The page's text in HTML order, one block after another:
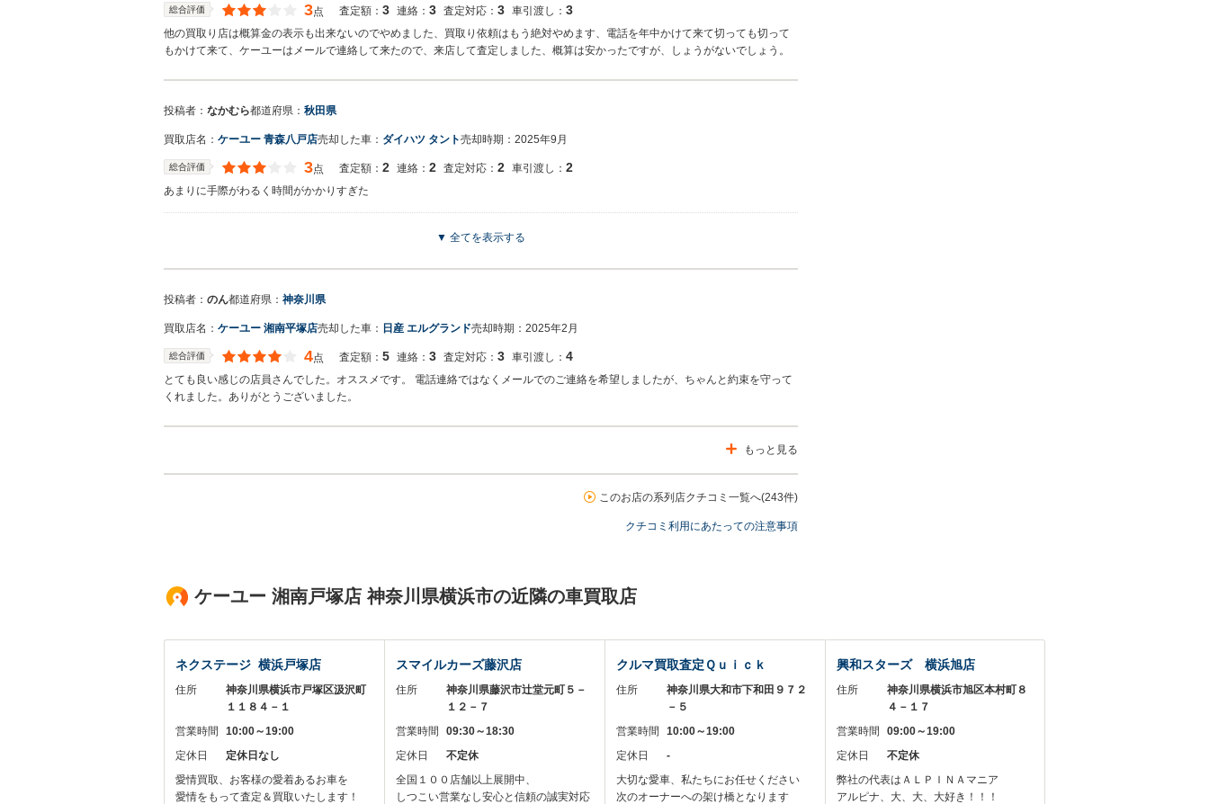
総合評価 3点 査定額： 3 連絡： 3 査定対応： 3 車引渡し： 3
他の買取り店は概算金の表示も出来ないのでやめました、買取り依頼はもう絶対やめます、電話を年中かけて来て切っても切って
もかけて来て、ケーユーはメールで連絡して来たので、来店して査定しました、概算は安かったですが、しょうがないでしょう。
投稿者： なかむら都道府県： 秋田県
買取店名： ケーユー 青森八戸店売却した車： ダイハツ タント売却時期： 2025年9月
総合評価 3点 査定額： 2 連絡： 2 査定対応： 2 車引渡し： 2
あまりに手際がわるく時間がかかりすぎた
のでご相談下さい。 よろしくお願いいたします。
▼ 全てを表示する
投稿者： のん都道府県： 神奈川県
買取店名： ケーユー 湘南平塚店売却した車： 日産 エルグランド売却時期： 2025年2月
総合評価 4点 査定額： 5 連絡： 3 査定対応： 3 車引渡し： 4
とても良い感じの店員さんでした。オススメです。 電話連絡ではなくメールでのご連絡を希望しましたが、ちゃんと約束を守って
くれました。ありがとうございました。
もっと見る
このお店の系列店クチコミ一覧へ(243件)
クチコミ利用にあたっての注意事項
ケーユー 湘南戸塚店 神奈川県横浜市の近隣の車買取店
ネクステージ 横浜戸塚店
住所
神奈川県横浜市戸塚区汲沢町
１１８４－１
営業時間
10:00～19:00
定休日
定休日なし
愛情買取、お客様の愛着あるお車を
愛情をもって査定＆買取いたします！
スマイルカーズ藤沢店
住所
神奈川県藤沢市辻堂元町５－
１２－７
営業時間
09:30～18:30
定休日
不定休
全国１００店舗以上展開中、
しつこい営業なし安心と信頼の誠実対応
クルマ買取査定Ｑｕｉｃｋ
住所
神奈川県大和市下和田９７２
－５
営業時間
10:00～19:00
定休日
-
大切な愛車、私たちにお任せください
次のオーナーへの架け橋となります
興和スターズ 横浜旭店
住所
神奈川県横浜市旭区本村町８
４－１７
営業時間
09:00～19:00
定休日
不定休
弊社の代表はＡＬＰＩＮＡマニア
アルピナ、大、大、大好き！！！